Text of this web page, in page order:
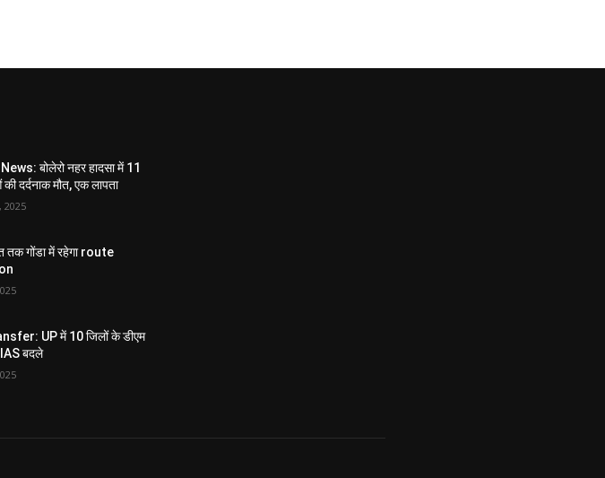
बोलेरो नहर हादसा में 11
दर्दनाक मौत, एक लापता
2025
तक गोंडा में रहेगा route
UP में 10 जिलों के डीएम
बदले